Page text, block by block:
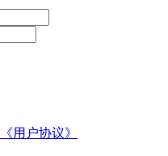
《用户协议》